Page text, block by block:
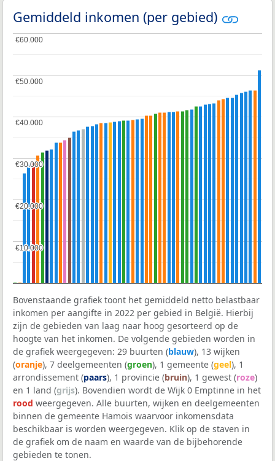
Gemiddeld inkomen (per gebied)
€10.000
€10.000
€20.000
€20.000
€30.000
€30.000
€40.000
€40.000
€50.000
€50.000
€60.000
€60.000
Bovenstaande grafiek toont het gemiddeld netto belastbaar
inkomen per aangifte in 2022 per gebied in België. Hierbij
zijn de gebieden van laag naar hoog gesorteerd op de
hoogte van het inkomen. De volgende gebieden worden in
de grafiek weergegeven: 29 buurten (blauw), 13 wijken
(oranje), 7 deelgemeenten (groen), 1 gemeente (geel), 1
arrondissement (paars), 1 provincie (bruin), 1 gewest (roze)
en 1 land (grijs). Bovendien wordt de Wijk 0 Emptinne in het
rood weergegeven. Alle buurten, wijken en deelgemeenten
binnen de gemeente Hamois waarvoor inkomensdata
beschikbaar is worden weergegeven. Klik op de staven in
de grafiek om de naam en waarde van de bijbehorende
gebieden te tonen.